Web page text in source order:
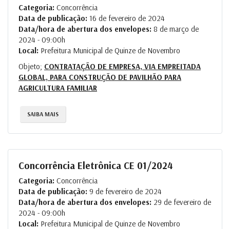
Categoria: Concorrência
Data de publicação: 16 de fevereiro de 2024
Data/hora de abertura dos envelopes: 8 de março de
2024 - 09:00h
Local: Prefeitura Municipal de Quinze de Novembro
Objeto; CONTRATAÇÃO DE EMPRESA, VIA EMPREITADA
GLOBAL, PARA CONSTRUÇÃO DE PAVILHÃO PARA
AGRICULTURA FAMILIAR
SAIBA MAIS
Concorrência Eletrônica CE 01/2024
Categoria: Concorrência
Data de publicação: 9 de fevereiro de 2024
Data/hora de abertura dos envelopes: 29 de fevereiro de
2024 - 09:00h
Local: Prefeitura Municipal de Quinze de Novembro